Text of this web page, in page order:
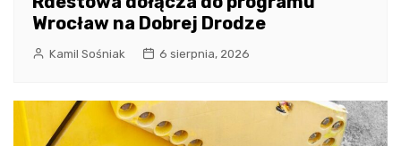
Wrocław na Dobrej Drodze
Kamil Sośniak 6 sierpnia, 2026